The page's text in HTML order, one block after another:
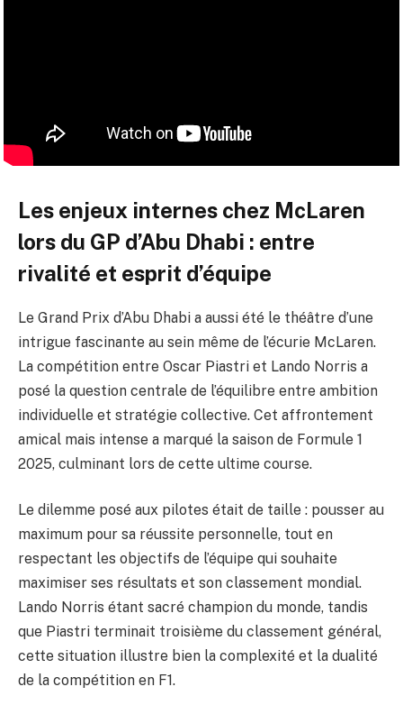
Les enjeux internes chez McLaren
lors du GP d’Abu Dhabi : entre
rivalité et esprit d’équipe
Le Grand Prix d’Abu Dhabi a aussi été le théâtre d’une
intrigue fascinante au sein même de l’écurie McLaren.
La compétition entre Oscar Piastri et Lando Norris a
posé la question centrale de l’équilibre entre ambition
individuelle et stratégie collective. Cet affrontement
amical mais intense a marqué la saison de Formule 1
2025, culminant lors de cette ultime course.
Le dilemme posé aux pilotes était de taille : pousser au
maximum pour sa réussite personnelle, tout en
respectant les objectifs de l’équipe qui souhaite
maximiser ses résultats et son classement mondial.
Lando Norris étant sacré champion du monde, tandis
que Piastri terminait troisième du classement général,
cette situation illustre bien la complexité et la dualité
de la compétition en F1.